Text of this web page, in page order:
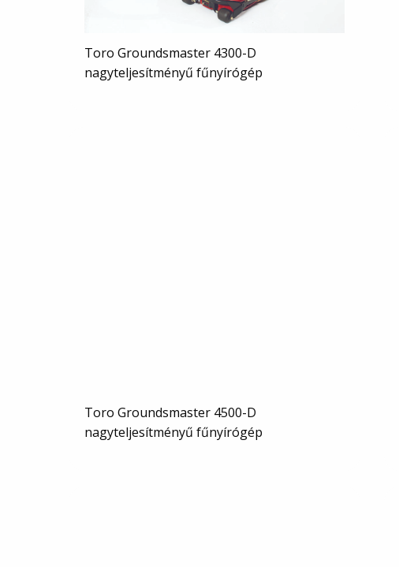
Toro Groundsmaster 4300-D
nagyteljesítményű fűnyírógép
Toro Groundsmaster 4500-D
nagyteljesítményű fűnyírógép